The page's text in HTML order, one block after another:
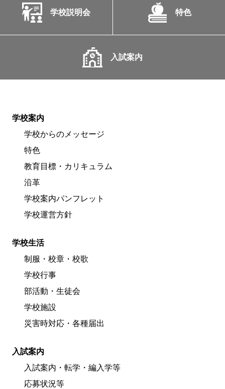
学校説明会 特色
入試案内
学校案内
学校からのメッセージ
特色
教育目標・カリキュラム
沿革
学校案内パンフレット
学校運営方針
学校生活
制服・校章・校歌
学校行事
部活動・生徒会
学校施設
災害時対応・各種届出
入試案内
入試案内・転学・編入学等
応募状況等